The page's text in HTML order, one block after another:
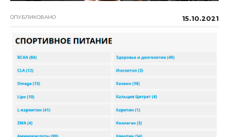
ОПУБЛИКОВАНО 15.10.2021